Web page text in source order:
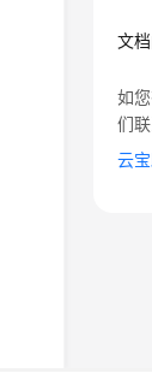
文
如
们
云